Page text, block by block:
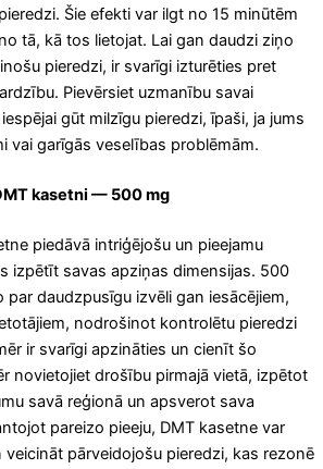
Šie efekti var ilgt no 15 minūtēm
tā, kā tos lietojat. Lai gan daudzi ziņo
pieredzi, ir svarīgi izturēties pret
Pievērsiet uzmanību savai
gūt milzīgu pieredzi, īpaši, ja jums
vai garīgās veselības problēmām.
kasetni — 500 mg
piedāvā intriģējošu un pieejamu
izpētīt savas apziņas dimensijas. 500
par daudzpusīgu izvēli gan iesācējiem,
nodrošinot kontrolētu pieredzi
ir svarīgi apzināties un cienīt šo
novietojiet drošību pirmajā vietā, izpētot
savā reģionā un apsverot sava
pareizo pieeju, DMT kasetne var
veicināt pārveidojošu pieredzi, kas rezonē